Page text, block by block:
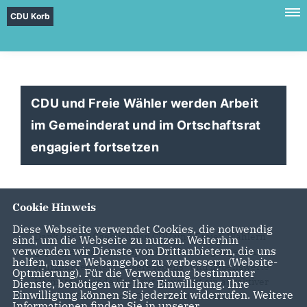
CDU Korb
CDU und Freie Wähler werden Arbeit
im Gemeinderat und im Ortschaftsrat
engagiert fortsetzen
Dank der maßgeblich von CDU und Freien Wählern
geprägten Kommunalpolitik in den vergangenen
Jahrzehnten steht unsere lebens- und liebenswerte
Heimatgemeinde Korb gut da und ist ein attraktiver
Standort für Wohnen, Freizeit und Gewerbe.
Cookie Hinweis
Diese Webseite verwendet Cookies, die notwendig
sind, um die Webseite zu nutzen. Weiterhin
verwenden wir Dienste von Drittanbietern, die uns
helfen, unser Webangebot zu verbessern (Website-
Optmierung). Für die Verwendung bestimmter
Dienste, benötigen wir Ihre Einwilligung. Ihre
Einwilligung können Sie jederzeit widerrufen. Weitere